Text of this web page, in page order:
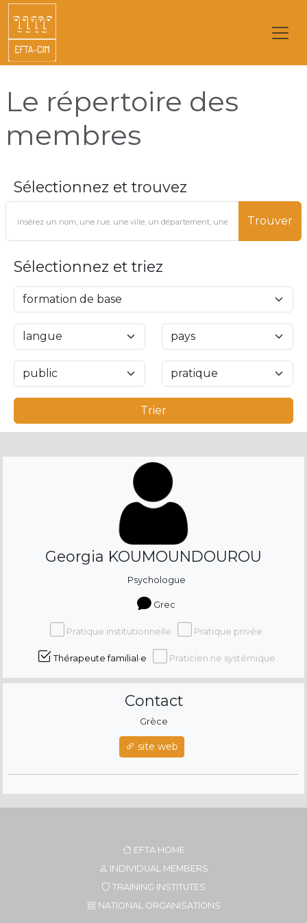
Le répertoire des
membres
Sélectionnez et trouvez
Trouver
Sélectionnez et triez
Trier
Georgia KOUMOUNDOUROU
Psychologue
Grec
Pratique institutionnelle Pratique privée
Thérapeute familial·e Praticien·ne systémique
Contact
Grèce
site web
EFTA HOME
INDIVIDUAL MEMBERS
TRAINING INSTITUTES
NATIONAL ORGANISATIONS